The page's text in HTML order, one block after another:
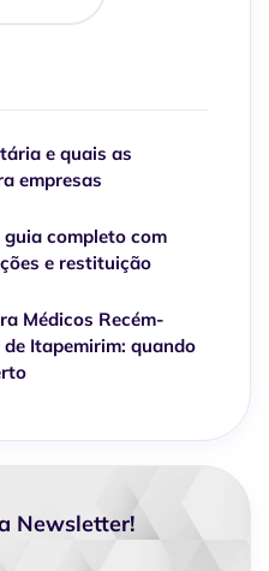
e quais as
empresas
completo com
e restituição
Médicos Recém-
Itapemirim: quando
Newsletter!